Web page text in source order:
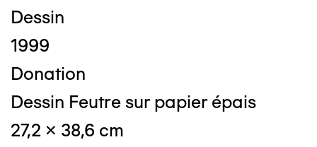
Dessin
1999
Donation
Dessin Feutre sur papier épais
27,2 x 38,6 cm